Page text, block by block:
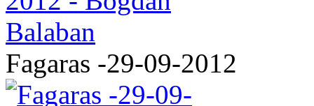
Fagaras -29-09-2012